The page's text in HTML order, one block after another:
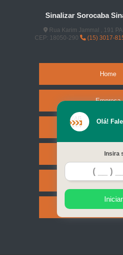
Sinalizar Sorocaba
Rua Karim Jammal , 191
CEP: 18050-290
(15) 3017-
Home
Empresa
Serviços
Contato
Mapa do
Olá!
Insira